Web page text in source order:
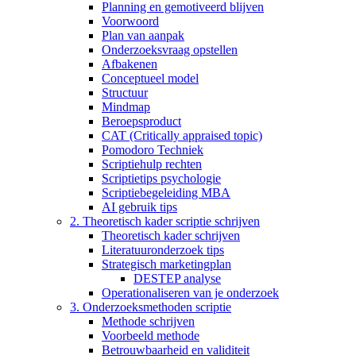
Planning en gemotiveerd blijven
Voorwoord
Plan van aanpak
Onderzoeksvraag opstellen
Afbakenen
Conceptueel model
Structuur
Mindmap
Beroepsproduct
CAT (Critically appraised topic)
Pomodoro Techniek
Scriptiehulp rechten
Scriptietips psychologie
Scriptiebegeleiding MBA
AI gebruik tips
2. Theoretisch kader scriptie schrijven
Theoretisch kader schrijven
Literatuuronderzoek tips
Strategisch marketingplan
DESTEP analyse
Operationaliseren van je onderzoek
3. Onderzoeksmethoden scriptie
Methode schrijven
Voorbeeld methode
Betrouwbaarheid en validiteit